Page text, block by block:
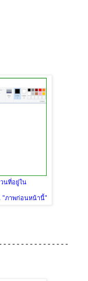
นที่อยู่ใน
ภาพก่อนหน้านี้"
- - - - - - - - - - - - - - -